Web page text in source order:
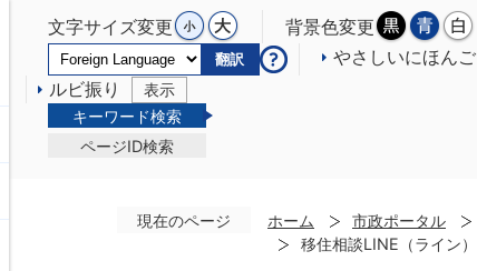
文字サイズ変更 背景色変更
翻訳 やさしいにほんご
ルビ振り
表示
キーワード検索
ページID検索
現在のページ ホーム 市政ポータル
移住相談LINE（ライン）